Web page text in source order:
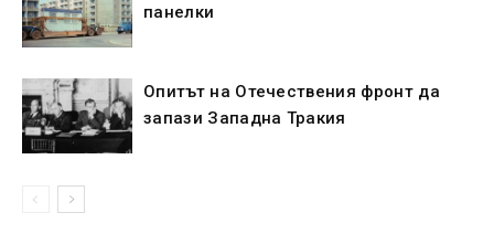
панелки
Опитът на Отечествения фронт да
запази Западна Тракия